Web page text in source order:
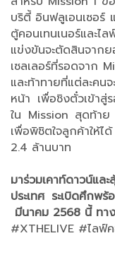
บริตี้ อินฟลูเอนเซอร์
ตู้คอนเทนเนอร์และ
แข่งขันจะตัดสินจา
เซลเลอร์ที่รอดจาก
และท้าทายที่แต่ละค
หน้า เพื่อชิงตั๋วเข้า
ใน Mission สุดท้าย
เพื่อพิชิตใจลูกค้าให้ไ
2.4 ล้านบาท
มาร่วมเคาท์ดาวน์แ
ประเทศ ระเบิดศึก
มีนาคม 2568 นี้ ทา
#XTHELIVE #ไลฟ์